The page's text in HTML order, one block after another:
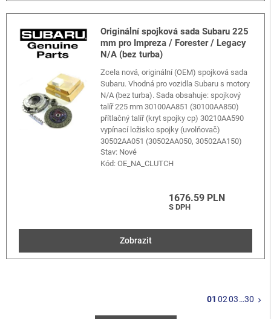
Originální spojková sada Subaru 225
mm pro Impreza / Forester / Legacy
N/A (bez turba)
Zcela nová, originální (OEM) spojková sada
Subaru. Vhodná pro vozidla Subaru s motory
N/A (bez turba). Sada obsahuje: spojkový
talíř 225 mm 30100AA851 (30100AA850)
přítlačný talíř (kryt spojky cp) 30210AA590
vypínací ložisko spojky (uvolňovač)
30502AA051 (30502AA050, 30502AA150)
Stav: Nové
Kód:OE_NA_CLUTCH
1676.59 PLN
S DPH
Zobrazit
01 0203…30 keyboard_arrow_right